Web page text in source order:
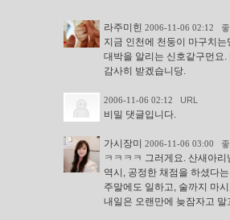
라주미힌 2006-11-06 02:12
지금 인천에 천둥이 마구치는
대박을 알리는 신호같구먼요
감사히 받겠습니당.
2006-11-06 02:12 URL
비밀 댓글입니다.
가시장미 2006-11-06 03:00
ㅋㅋㅋㅋ 그러게요. 산새아
역시, 공정한 채점을 하셨다
주말에도 일하고, 술까지 마
내일은 오랜만에 늦잠자고 말